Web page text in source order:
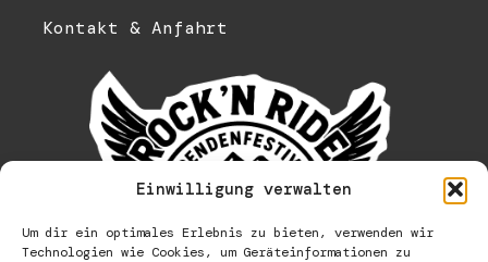
Einwilligung verwalten
Um dir ein optimales Erlebnis zu bieten, verwenden wir
Technologien wie Cookies, um Geräteinformationen zu
Kontakt & Anfahrt